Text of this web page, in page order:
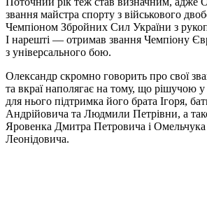
звання майстра спорту з військового
Чемпіоном Збройних Сил України з
І нарешті — отримав звання Чемпіону
з універсального бою.
Олександр скромно говорить про свої
та вкраї наполягає на тому, що рішучою
для нього підтримка його брата Ігоря,
Андрійовича та Людмили Петрівни, а
Яровенка Дмитра Петровича і
Леонідовича.